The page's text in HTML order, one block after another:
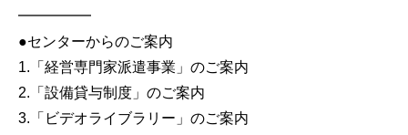
━━━━━
●センターからのご案内
1.「経営専門家派遣事業」のご案内
2.「設備貸与制度」のご案内
3.「ビデオライブラリー」のご案内